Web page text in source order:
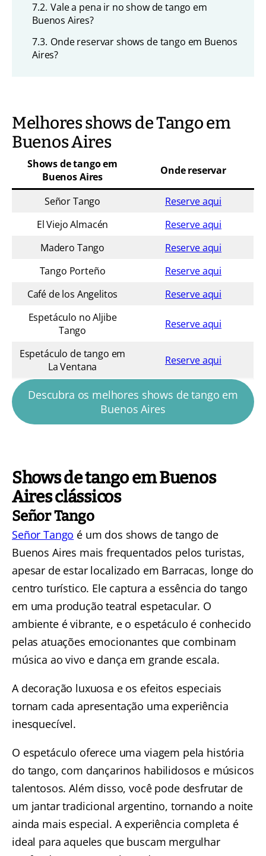
7.2. Vale a pena ir no show de tango em
Buenos Aires?
7.3. Onde reservar shows de tango em Buenos
Aires?
Melhores shows de Tango em
Buenos Aires
Shows de tango em
Buenos Aires
Onde reservar
Señor Tango
Reserve aqui
El Viejo Almacén
Reserve aqui
Madero Tango
Reserve aqui
Tango Porteño
Reserve aqui
Café de los Angelitos
Reserve aqui
Espetáculo no Aljibe
Tango
Reserve aqui
Espetáculo de tango em
La Ventana
Reserve aqui
Descubra os melhores shows de tango em
Buenos Aires
Shows de tango em Buenos
Aires clássicos
Señor Tango
Señor Tango é um dos shows de tango de
Buenos Aires mais frequentados pelos turistas,
apesar de estar localizado em Barracas, longe do
centro turístico. Ele captura a essência do tango
em uma produção teatral espetacular. O
ambiente é vibrante, e o espetáculo é conhecido
pelas atuações emocionantes que combinam
música ao vivo e dança em grande escala.
A decoração luxuosa e os efeitos especiais
tornam cada apresentação uma experiência
inesquecível.
O espetáculo oferece uma viagem pela história
do tango, com dançarinos habilidosos e músicos
talentosos. Além disso, você pode desfrutar de
um jantar tradicional argentino, tornando a noite
ainda mais especial. A experiência completa é
ideal para aqueles que buscam mergulhar